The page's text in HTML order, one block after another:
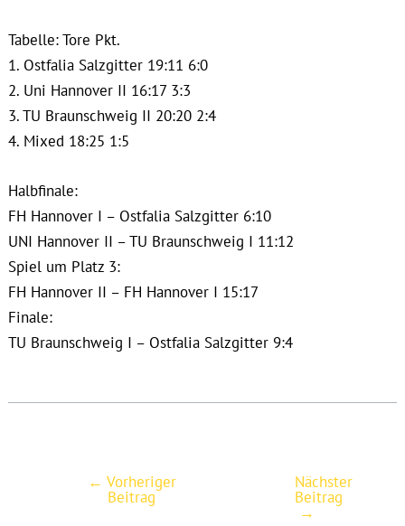
Tabelle: Tore Pkt.
1. Ostfalia Salzgitter 19:11 6:0
2. Uni Hannover II 16:17 3:3
3. TU Braunschweig II 20:20 2:4
4. Mixed 18:25 1:5
Halbfinale:
FH Hannover I – Ostfalia Salzgitter 6:10
UNI Hannover II – TU Braunschweig I 11:12
Spiel um Platz 3:
FH Hannover II – FH Hannover I 15:17
Finale:
TU Braunschweig I – Ostfalia Salzgitter 9:4
navigation
← Vorheriger
Beitrag
Nächster
Beitrag
→